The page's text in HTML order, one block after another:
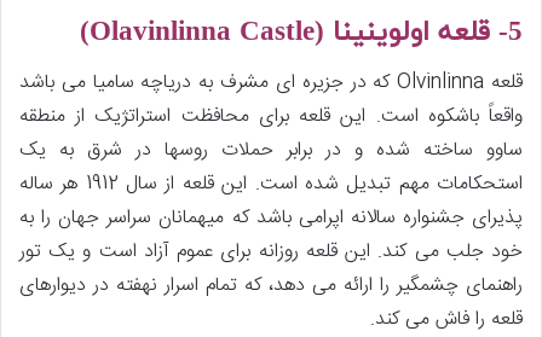
5- قلعه اولوینینا ( Olavinlinna Castle
)
قلعه Olvinlinna که در جزیره ای مشرف به دریاچه سامیا می باشد
واقعاً باشکوه است. این قلعه برای محافظت استراتژیک از منطقه
ساوو ساخته شده و در برابر حملات روسها در شرق به یک
استحکامات مهم تبدیل شده است. این قلعه از سال 1912 هر ساله
پذیرای جشنواره سالانه اپرامی باشد که میهمانان سراسر جهان را به
خود جلب می کند. این قلعه روزانه برای عموم آزاد است و یک تور
راهنمای چشمگیر را ارائه می دهد، که تمام اسرار نهفته در دیوارهای
قلعه را فاش می کند.